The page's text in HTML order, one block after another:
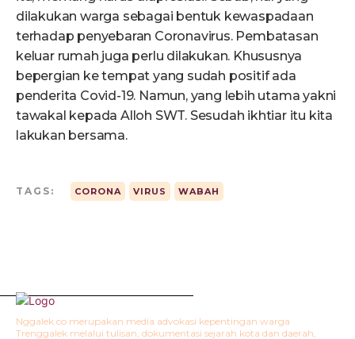
dilakukan warga sebagai bentuk kewaspadaan
terhadap penyebaran Coronavirus. Pembatasan
keluar rumah juga perlu dilakukan. Khususnya
bepergian ke tempat yang sudah positif ada
penderita Covid-19. Namun, yang lebih utama yakni
tawakal kepada Alloh SWT. Sesudah ikhtiar itu kita
lakukan bersama.
TAGS: CORONA VIRUS WABAH
Nggalek.co merupakan media advokasi kepentingan warga
Trenggalek melalui tulisan, dokumentasi sejarah kota dan daerah,